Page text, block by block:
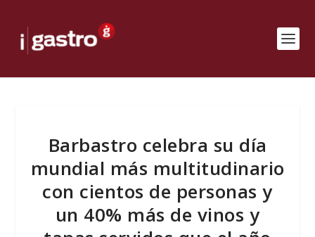
Barbastro celebra su día
mundial más multitudinario
con cientos de personas y
un 40% más de vinos y